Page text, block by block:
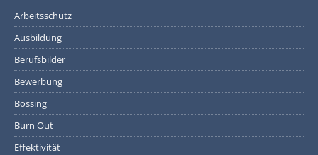
Arbeitsschutz
Ausbildung
Berufsbilder
Bewerbung
Bossing
Burn Out
Effektivität